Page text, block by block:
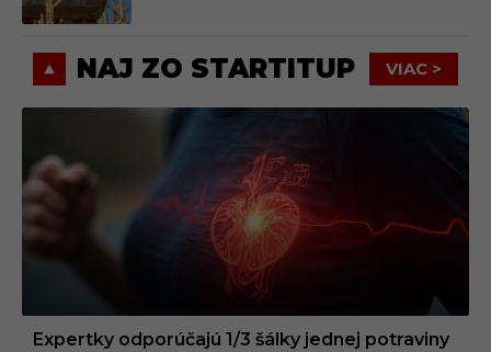
NAJ ZO STARTITUP VIAC >
Expertky odporúčajú 1/3 šálky jednej potraviny